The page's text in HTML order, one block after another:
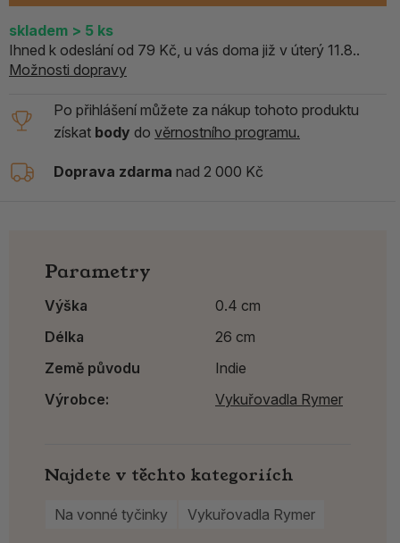
skladem > 5 ks
Ihned k odeslání od 79 Kč, u vás doma již v úterý 11.8..
Možnosti dopravy
Po přihlášení můžete za nákup tohoto produktu
získat body do věrnostního programu.
Doprava zdarma nad 2 000 Kč
Parametry
Výška
0.4 cm
Délka
26 cm
Země původu
Indie
Výrobce:
Vykuřovadla Rymer
Najdete v těchto kategoriích
Na vonné tyčinky Vykuřovadla Rymer